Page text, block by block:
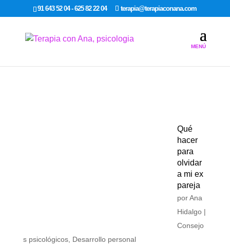
google-site-verification: google7dcda757e565a307.html
91 643 52 04 - 625 82 22 04 terapia@terapiaconana.com
Qué
hacer
para
olvidar
a mi ex
pareja
porAna
Hidalgo|
Consejo
s psicológicos, Desarrollo personal